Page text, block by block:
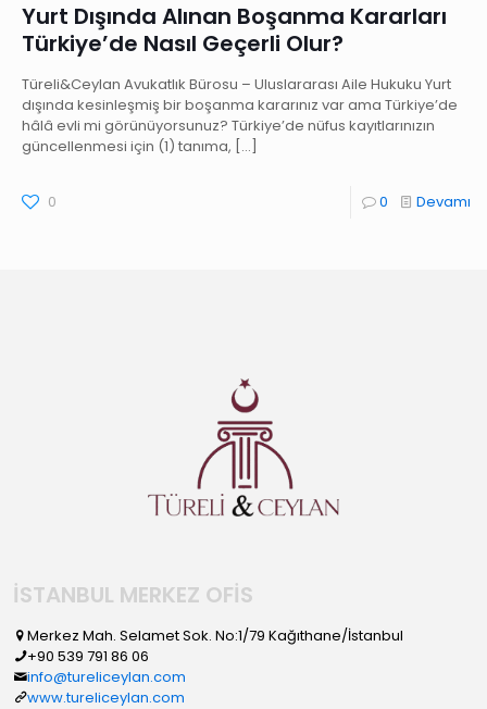
Yurt Dışında Alınan Boşanma Kararları
Türkiye’de Nasıl Geçerli Olur?
Türeli&Ceylan Avukatlık Bürosu – Uluslararası Aile Hukuku Yurt
dışında kesinleşmiş bir boşanma kararınız var ama Türkiye’de
hâlâ evli mi görünüyorsunuz? Türkiye’de nüfus kayıtlarınızın
güncellenmesi için (1) tanıma, […]
0 0 Devamı
İSTANBUL MERKEZ OFİS
Merkez Mah. Selamet Sok. No:1/79 Kağıthane/İstanbul
+90 539 791 86 06
info@tureliceylan.com
www.tureliceylan.com